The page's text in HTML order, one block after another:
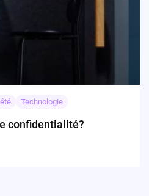
Technologie
confidentialité?